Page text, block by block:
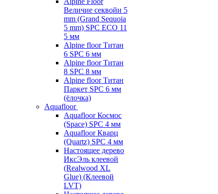
Величие секвойи 5
mm (Grand Sequoia
5 mm) SPC ECO 11
5 мм
Alpine floor Титан
6 SPC 6 мм
Alpine floor Титан
8 SPC 8 мм
Alpine floor Титан
Паркет SPC 6 мм
(ёлочка)
Aquafloor
Aquafloor Космос
(Space) SPC 4 мм
Aquafloor Кварц
(Quartz) SPC 4 мм
Настоящее дерево
ИксЭль клеевой
(Realwood XL
Glue) (Клеевой
LVT)